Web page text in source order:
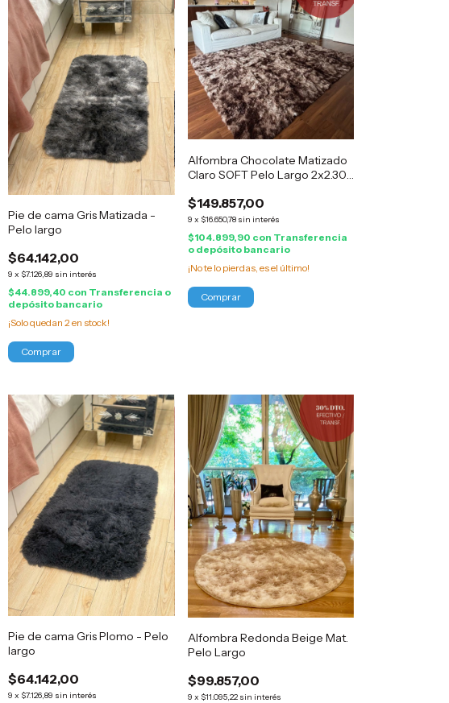
Pie de cama Gris Matizada -
Pelo largo
$64.142,00
9 x $7.126,89 sin interés
$44.899,40 con Transferencia o
depósito bancario
¡Solo quedan2en stock!
Alfombra Chocolate Matizado
Claro SOFT Pelo Largo 2x2.30
$149.857,00
9 x $16.650,78 sin interés
$104.899,90 con Transferencia
o depósito bancario
¡No te lo pierdas, es el último!
Pie de cama Gris Plomo - Pelo
largo
$64.142,00
9 x $7.126,89 sin interés
Alfombra Redonda Beige Mat.
Pelo Largo
$99.857,00
9 x $11.095,22 sin interés